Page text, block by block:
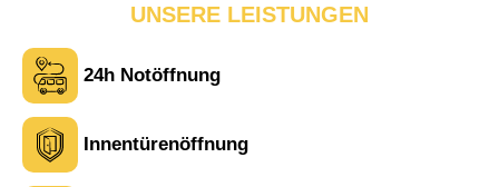
UNSERE LEISTUNGEN
24h Notöffnung
Innentürenöffnung
L Laura M. aus Zürich